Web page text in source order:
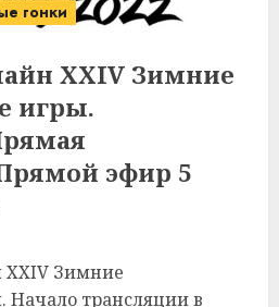
гонки
XXIV Зимние
игры.
эфир 5
XXIV Зимние
трансляции в